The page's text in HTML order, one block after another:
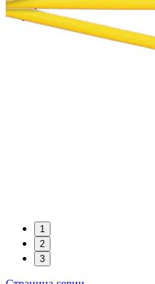
1
2
3